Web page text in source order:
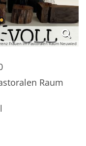
Frauen im Pastoralen Raum Neuwied
Raum